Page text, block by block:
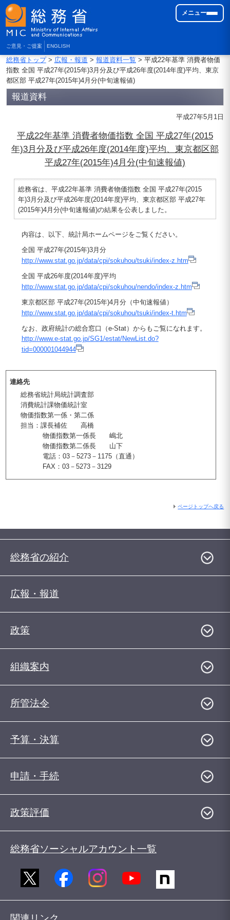
ご意見・ご提案 ENGLISH
メニュー
総務省トップ> 広報・報道 > 報道資料一覧> 平成22年基準 消費者物価
指数 全国 平成27年(2015年)3月分及び平成26年度(2014年度)平均、東京
都区部 平成27年(2015年)4月分(中旬速報値)
報道資料
平成27年5月1日
平成22年基準 消費者物価指数 全国 平成27年(2015
年)3月分及び平成26年度(2014年度)平均、東京都区部
平成27年(2015年)4月分(中旬速報値)
総務省は、平成22年基準 消費者物価指数 全国 平成27年(2015
年)3月分及び平成26年度(2014年度)平均、東京都区部 平成27年
(2015年)4月分(中旬速報値)の結果を公表しました。
内容は、以下、統計局ホームページをご覧ください。
全国 平成27年(2015年)3月分
http://www.stat.go.jp/data/cpi/sokuhou/tsuki/index-z.htm
全国 平成26年度(2014年度)平均
http://www.stat.go.jp/data/cpi/sokuhou/nendo/index-z.htm
東京都区部 平成27年(2015年)4月分（中旬速報値）
http://www.stat.go.jp/data/cpi/sokuhou/tsuki/index-t.htm
なお、政府統計の総合窓口（e-Stat）からもご覧になれます。
http://www.e-stat.go.jp/SG1/estat/NewList.do?
tid=000001044944
連絡先
総務省統計局統計調査部
消費統計課物価統計室
物価指数第一係・第二係
担当：課長補佐 高橋
物価指数第一係長 嶋北
物価指数第二係長 山下
電話：03－5273－1175（直通）
FAX：03－5273－3129
ページトップへ戻る
総務省の紹介
広報・報道
政策
組織案内
所管法令
予算・決算
申請・手続
政策評価
総務省ソーシャルアカウント一覧